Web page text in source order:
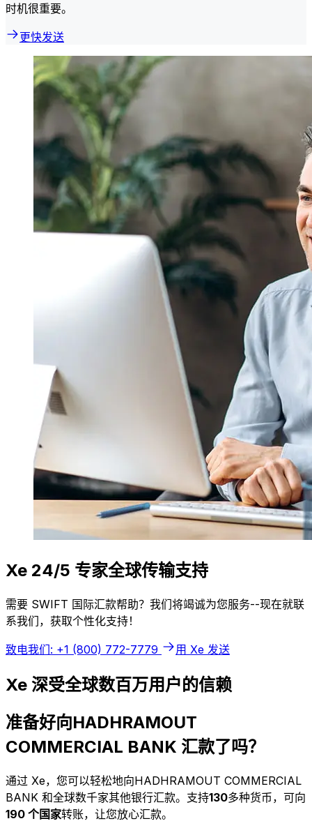
时机很重要。
更快发送
Xe 24/5 专家全球传输支持
需要 SWIFT 国际汇款帮助？我们将竭诚为您服务--现在就联
系我们，获取个性化支持！
致电我们: +1 (800) 772-7779 用 Xe 发送
Xe 深受全球数百万用户的信赖
准备好向HADHRAMOUT
COMMERCIAL BANK 汇款了吗？
通过 Xe，您可以轻松地向HADHRAMOUT COMMERCIAL
BANK 和全球数千家其他银行汇款。支持130多种货币，可向
190 个国家转账，让您放心汇款。